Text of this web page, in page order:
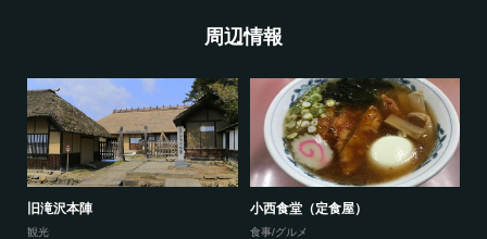
周辺情報
旧滝沢本陣
観光
小西食堂（定食屋）
食事/グルメ